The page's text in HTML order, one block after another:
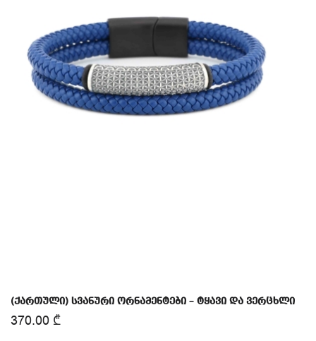
(ქართული) სვანური ორნამენტები – ტყავი და ვერცხლი
370.00 ₾